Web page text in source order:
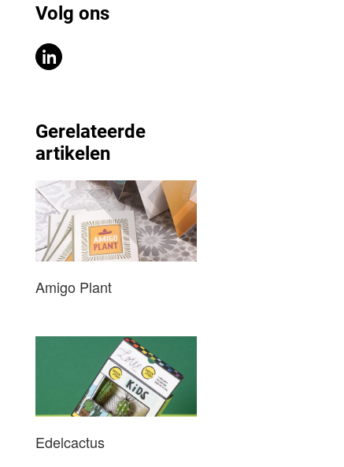
Volg ons
Gerelateerde
artikelen
Amigo Plant
Edelcactus